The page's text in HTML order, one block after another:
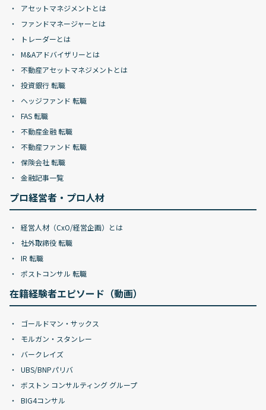
アセットマネジメントとは
ファンドマネージャーとは
トレーダーとは
M&Aアドバイザリーとは
不動産アセットマネジメントとは
投資銀行 転職
ヘッジファンド 転職
FAS 転職
不動産金融 転職
不動産ファンド 転職
保険会社 転職
金融記事一覧
プロ経営者・プロ人材
経営人材（CxO/経営企画）とは
社外取締役 転職
IR 転職
ポストコンサル 転職
在籍経験者エピソード（動画）
ゴールドマン・サックス
モルガン・スタンレー
バークレイズ
UBS/BNPパリバ
ボストン コンサルティング グループ
BIG4コンサル